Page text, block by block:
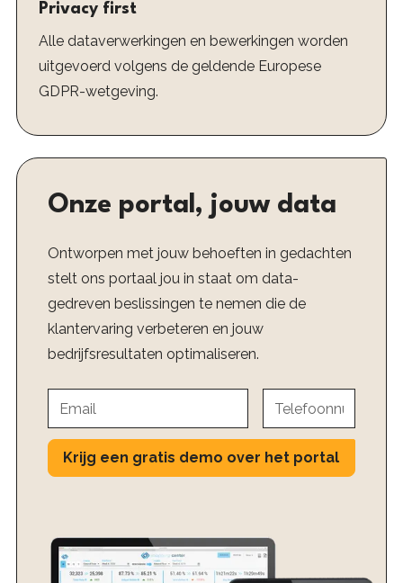
Privacy first
Alle dataverwerkingen en bewerkingen worden
uitgevoerd volgens de geldende Europese
GDPR-wetgeving.
Onze portal, jouw data
Ontworpen met jouw behoeften in gedachten
stelt ons portaal jou in staat om data-
gedreven beslissingen te nemen die de
klantervaring verbeteren en jouw
bedrijfsresultaten optimaliseren.